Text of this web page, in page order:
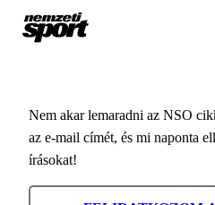
Nem akar lemaradni az NSO
az e-mail címét, és mi naponta
írásokat!